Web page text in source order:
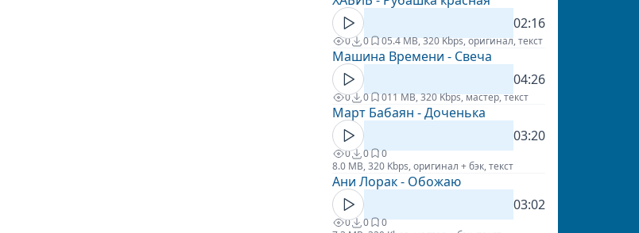
02:16
0 0 05.4 MB, 320 Kbps, оригинал, текст
Машина Времени - Свеча
04:26
0 0 011 MB, 320 Kbps, мастер, текст
Март Бабаян - Доченька
03:20
0 0
0
8.0 MB, 320 Kbps, оригинал + бэк, текст
Ани Лорак - Обожаю
03:02
0 0
0